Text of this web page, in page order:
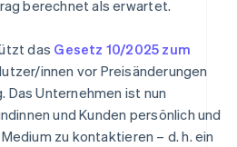
berechnet als erwartet.
das Gesetz 10/2025 zum
innen vor Preisänderungen
Das Unternehmen ist nun
und Kunden persönlich und
zu kontaktieren – d. h. ein